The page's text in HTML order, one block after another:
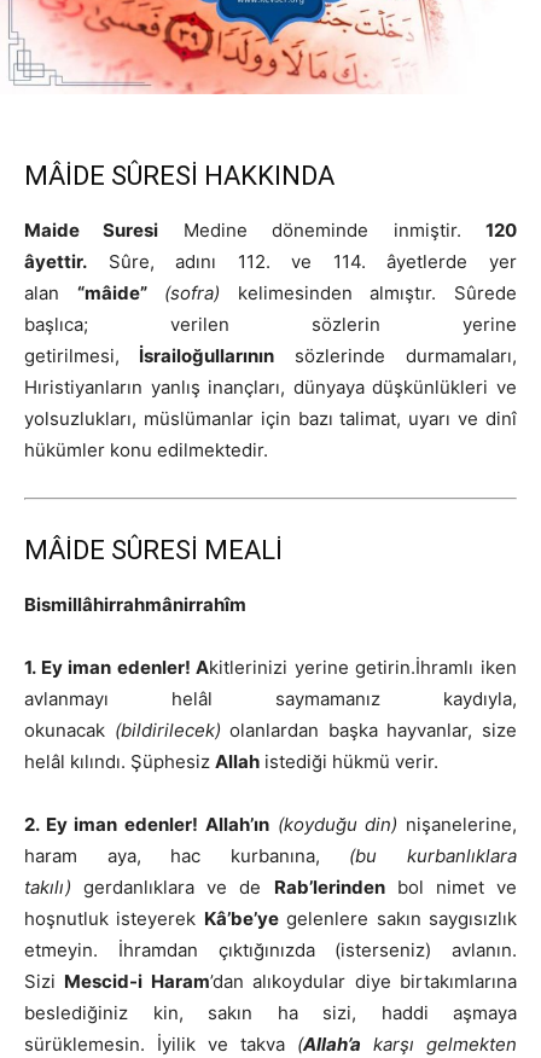
MÂİDE SÛRESİ HAKKINDA
Maide Suresi Medine döneminde inmiştir.120
âyettir. Sûre, adını 112. ve 114. âyetlerde yer
alan “mâide” (sofra) kelimesinden almıştır. Sûrede
başlıca; verilen sözlerin yerine
getirilmesi, İsrailoğullarının sözlerinde durmamaları,
Hıristiyanların yanlış inançları, dünyaya düşkünlükleri ve
yolsuzlukları, müslümanlar için bazı talimat, uyarı ve dinî
hükümler konu edilmektedir.
MÂİDE SÛRESİ MEALİ
Bismillâhirrahmânirrahîm
1. Ey iman edenler! Akitlerinizi yerine getirin.İhramlı iken
avlanmayı helâl saymamanız kaydıyla,
okunacak (bildirilecek) olanlardan başka hayvanlar, size
helâl kılındı. Şüphesiz Allah istediği hükmü verir.
2. Ey iman edenler! Allah’ın (koyduğu din) nişanelerine,
haram aya, hac kurbanına, (bu kurbanlıklara
takılı) gerdanlıklara ve de Rab’lerindenbol nimet ve
hoşnutluk isteyerek Kâ’be’yegelenlere sakın saygısızlık
etmeyin. İhramdan çıktığınızda (isterseniz) avlanın.
Sizi Mescid-i Haram’dan alıkoydular diye birtakımlarına
beslediğiniz kin, sakın ha sizi, haddi aşmaya
sürüklemesin. İyilik ve takva (Allah’a karşı gelmekten